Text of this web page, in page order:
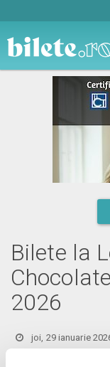
Bilete la
2026
joi, 29 ianuarie